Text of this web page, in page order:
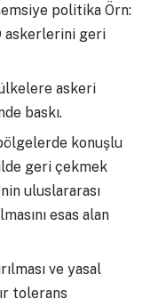
politika Örn:
askerlerini geri
askeri
baskı.
konuşlu
geri çekmek
uluslararası
esas alan
ve yasal
tolerans